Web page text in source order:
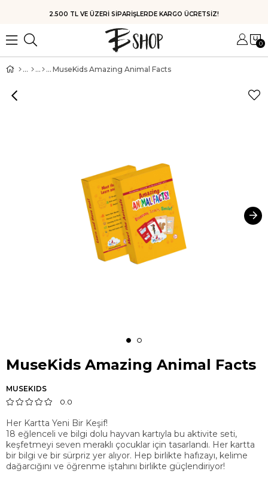
HIZLI KARGO
0
MuseKids Amazing Animal Facts
MuseKids Amazing Animal Facts
MUSEKIDS
0.0
Her Kartta Yeni Bir Keşif!
18 eğlenceli ve bilgi dolu hayvan kartıyla bu aktivite seti,
keşfetmeyi seven meraklı çocuklar için tasarlandı. Her kartta
bir bilgi ve bir sürpriz yer alıyor. Hep birlikte hafızayı, kelime
dağarcığını ve öğrenme iştahını birlikte güçlendiriyor!